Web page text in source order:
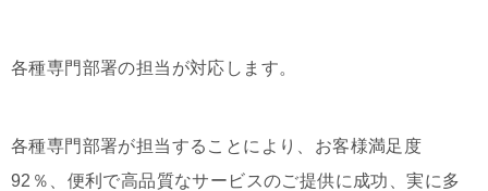
各種専門部署の担当が対応します。
各種専門部署が担当することにより、お客様満足度
92％、便利で高品質なサービスのご提供に成功、実に多